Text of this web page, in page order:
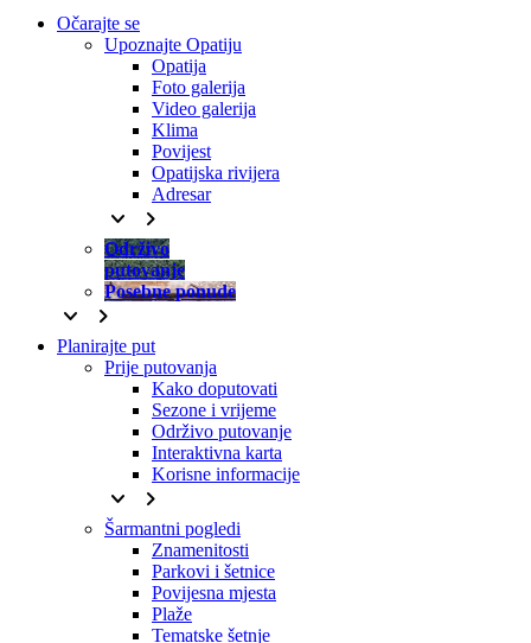
Očarajte se
Upoznajte Opatiju
Opatija
Foto galerija
Video galerija
Klima
Povijest
Opatijska rivijera
Adresar
keyboard_arrow_down keyboard_arrow_right
Održivo
putovanje
Posebne ponude
keyboard_arrow_down keyboard_arrow_right
Planirajte put
Prije putovanja
Kako doputovati
Sezone i vrijeme
Održivo putovanje
Interaktivna karta
Korisne informacije
keyboard_arrow_down keyboard_arrow_right
Šarmantni pogledi
Znamenitosti
Parkovi i šetnice
Povijesna mjesta
Plaže
Tematske šetnje